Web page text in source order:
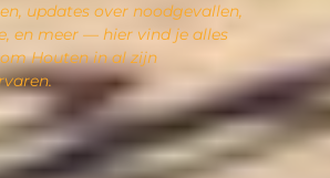
updates over noodgevallen,
en meer — hier vind je alles
Houten in al zijn